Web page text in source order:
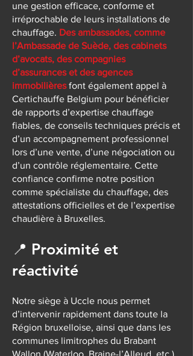
une gestion efficace, conforme et
irréprochable de leurs installations de
chauffage. Des ambassades, comme
l’Ambassade de Suède, des cabinets
d’avocats, des compagnies
d’assurances et des agences
immobilièresfont également appel à
Certichauffe Belgium pour bénéficier
de rapports d’expertise chauffage
fiables, de conseils techniques précis et
d’un accompagnement professionnel
lors d’une vente, d’une négociation ou
d’un contrôle réglementaire. Cette
confiance confirme notre position
comme spécialiste du chauffage, des
attestations officielles et de l’expertise
chaudière à Bruxelles.
📍 Proximité et
réactivité
Notre siège à Uccle nous permet
d’intervenir rapidement dans toute la
Région bruxelloise, ainsi que dans les
communes limitrophes du Brabant
Wallon (Waterloo, Braine-l’Alleud, etc.)